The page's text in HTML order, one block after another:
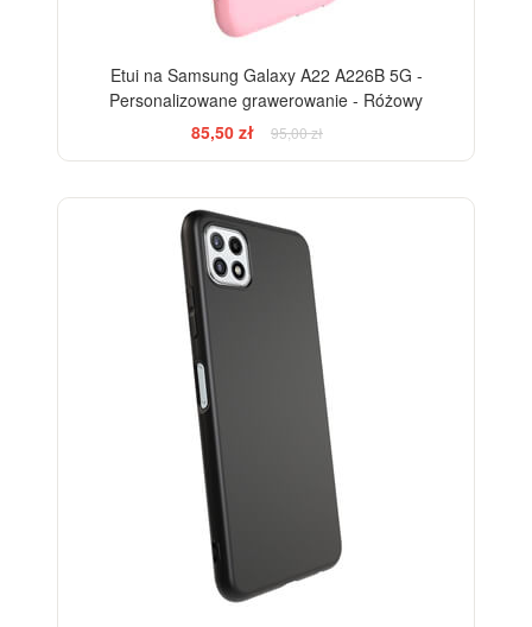
Etui na Samsung Galaxy A22 A226B 5G -
Personalizowane grawerowanie - Różowy
85,50 zł
95,00 zł